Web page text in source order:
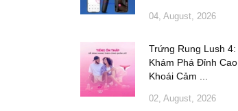
04, August, 2026
Trứng Rung Lush 4:
Khám Phá Đỉnh Cao
Khoái Cảm ...
02, August, 2026